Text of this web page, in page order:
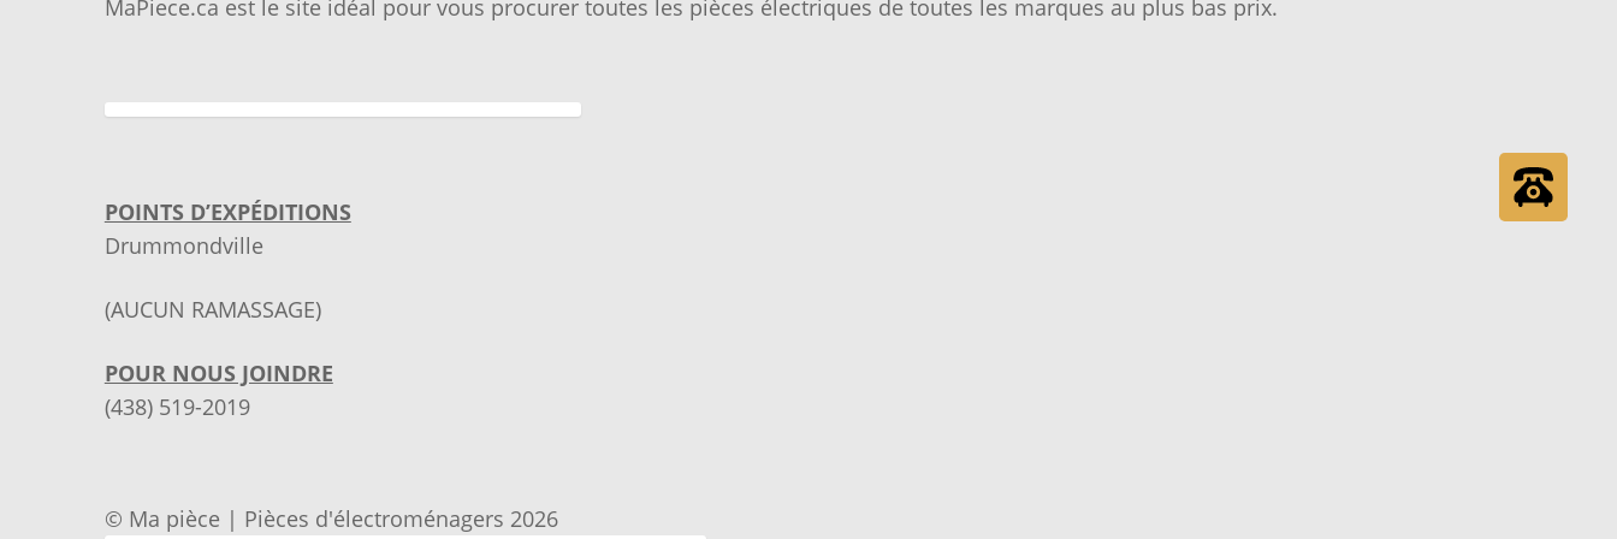
MaPiece.ca est le site idéal pour vous procurer toutes les pièces électriques de toutes les marques au plus bas prix.
POINTS D’EXPÉDITIONS
Drummondville
(AUCUN RAMASSAGE)
POUR NOUS JOINDRE
(438) 519-2019
© Ma pièce | Pièces d'électroménagers 2026